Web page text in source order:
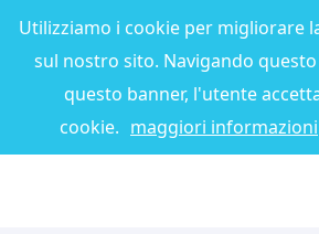
Utilizziamo i cookie per migliorare
sul nostro sito. Navigando
questo banner, l'utente
cookie. maggiori informazioni